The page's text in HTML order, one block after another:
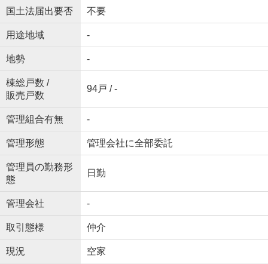
国土法届出要否 不要
用途地域 -
地勢 -
棟総戸数 /
販売戸数
94戸 / -
管理組合有無 -
管理形態 管理会社に全部委託
管理員の勤務形
態
日勤
管理会社 -
取引態様 仲介
現況 空家